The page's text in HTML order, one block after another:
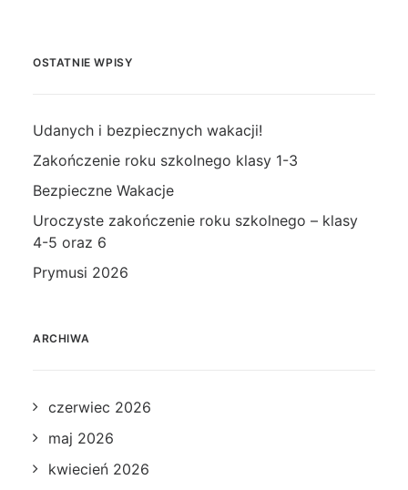
OSTATNIE WPISY
Udanych i bezpiecznych wakacji!
Zakończenie roku szkolnego klasy 1-3
Bezpieczne Wakacje
Uroczyste zakończenie roku szkolnego – klasy
4-5 oraz 6
Prymusi 2026
ARCHIWA
czerwiec 2026
maj 2026
kwiecień 2026